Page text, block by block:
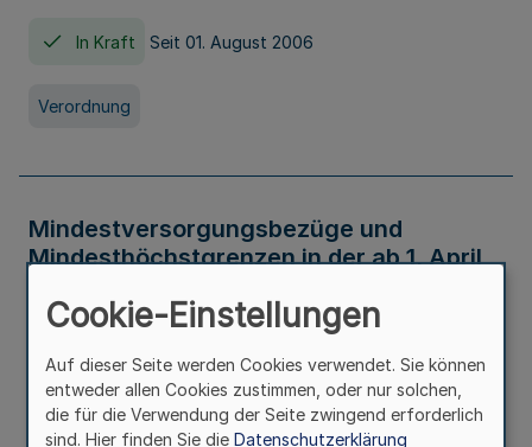
In Kraft Seit 01. August 2006
Verordnung
Mindestversorgungsbezüge und
Mindesthöchstgrenzen in der ab 1. April
Verwaltungsvorschrift
Cookie-Einstellungen
Auf dieser Seite werden Cookies verwendet. Sie können
entweder allen Cookies zustimmen, oder nur solchen,
die für die Verwendung der Seite zwingend erforderlich
sind. Hier finden Sie die Datenschutzerklärung